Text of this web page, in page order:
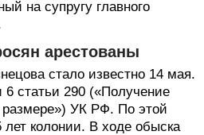
на супругу главного
арестованы
стало известно 14 мая.
6 статьи 290 («Получение
размере») УК РФ. По этой
лет колонии. В ходе обыска